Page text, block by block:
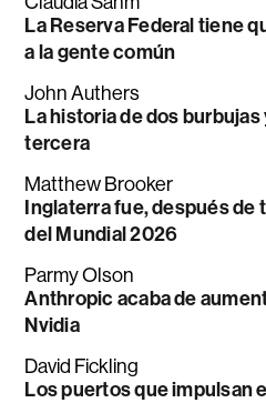
La Reserva Federal tiene
a la gente común
John Authers
La historia de dos burbujas
tercera
Matthew Brooker
Inglaterra fue, después de
del Mundial 2026
Parmy Olson
Anthropic acaba de
Nvidia
David Fickling
Los puertos que impulsan